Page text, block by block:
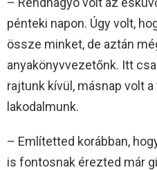
pénteki napon. Úgy volt,
össze minket, de aztán
anyakönyvvezetőnk. Itt
rajtunk kívül, másnap volt
lakodalmunk.
– Említetted korábban,
is fontosnak érezted már